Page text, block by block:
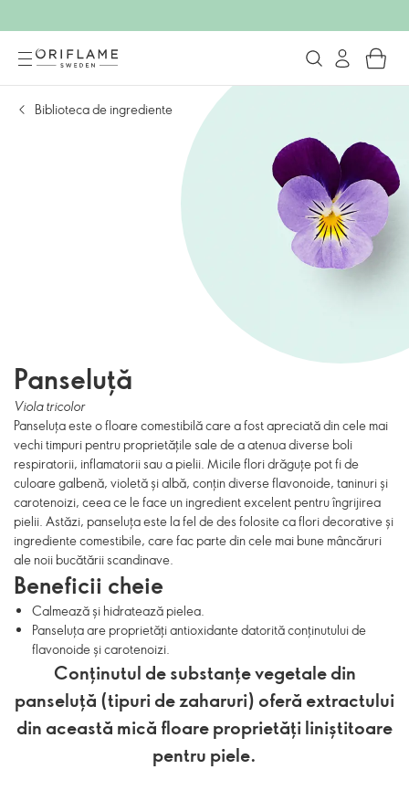
Biblioteca de ingrediente
Panseluță
Viola tricolor
Panseluța este o floare comestibilă care a fost apreciată din cele mai
vechi timpuri pentru proprietățile sale de a atenua diverse boli
respiratorii, inflamatorii sau a pielii. Micile flori drăguțe pot fi de
culoare galbenă, violetă și albă, conțin diverse flavonoide, taninuri și
carotenoizi, ceea ce le face un ingredient excelent pentru îngrijirea
pielii. Astăzi, panseluța este la fel de des folosite ca flori decorative și
ingrediente comestibile, care fac parte din cele mai bune mâncăruri
ale noii bucătării scandinave.
Beneficii cheie
Calmează și hidratează pielea.
Panseluța are proprietăți antioxidante datorită conținutului de
flavonoide și carotenoizi.
Conținutul de substanțe vegetale din
panseluță (tipuri de zaharuri) oferă extractului
din această mică floare proprietăți liniștitoare
pentru piele.